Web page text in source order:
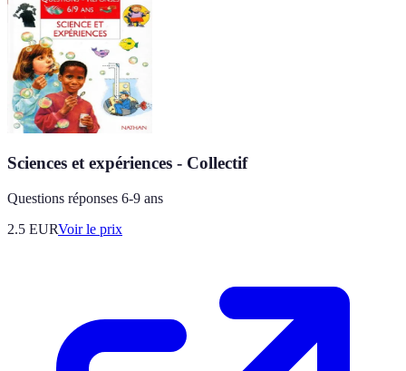
Sciences et expériences - Collectif
Questions réponses 6-9 ans
2.5 EURVoir le prix